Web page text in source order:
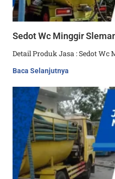
Detail Produk Jasa : Sedot
Baca Selanjutnya